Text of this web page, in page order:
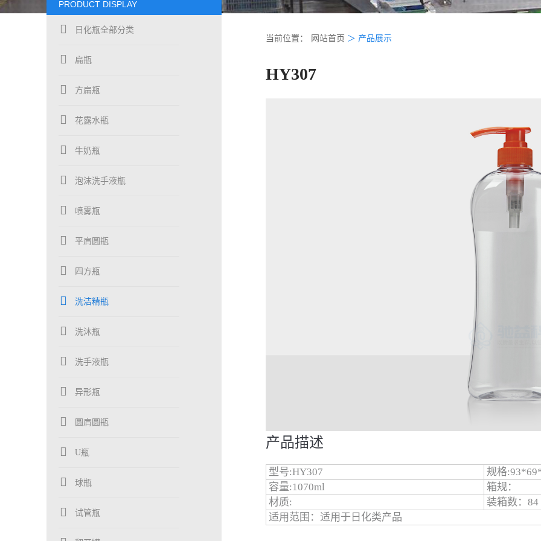
PRODUCT DISPLAY
日化瓶全部分类
扁瓶
方扁瓶
花露水瓶
牛奶瓶
泡沫洗手液瓶
喷雾瓶
平肩圆瓶
四方瓶
洗洁精瓶
洗沐瓶
洗手液瓶
异形瓶
圆肩圆瓶
U瓶
球瓶
试管瓶
当前位置： 网站首页 ＞ 产品展示
HY307
产品描述
型号:HY307
规格
容量:1070ml
箱规：
材质:
装箱数：84
适用范围：适用于日化类产品